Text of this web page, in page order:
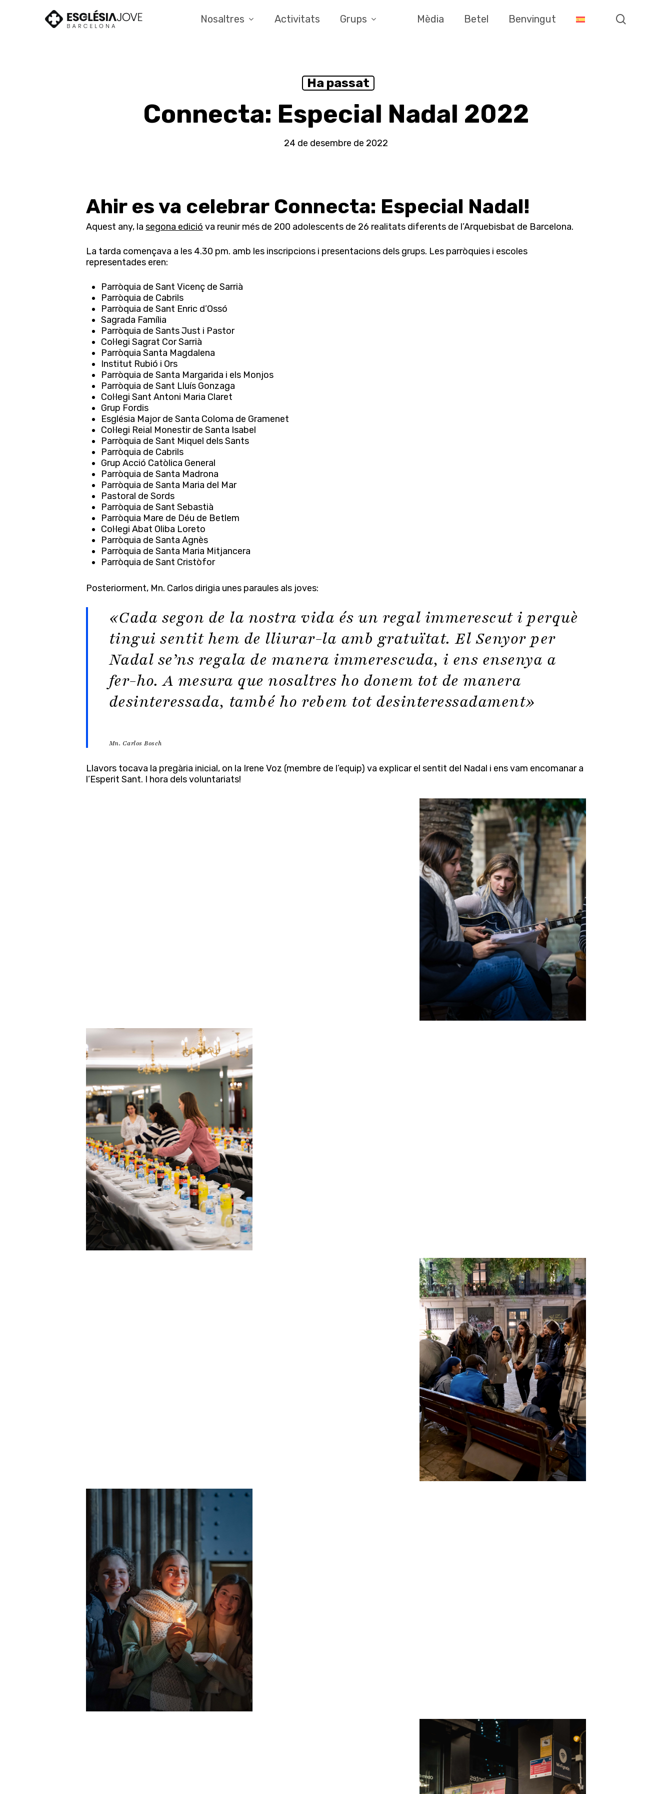
Premeu Intro per cercar o ESC per tancar
Nosaltres Activitats Grups Mèdia Betel Benvingut
Ha passat
Connecta: Especial Nadal 2022
24 de desembre de 2022
Ahir es va celebrar Connecta: Especial Nadal!
Aquest any, la segona edició va reunir més de 200 adolescents de 26 realitats diferents de l’Arquebisbat de Barcelona.
La tarda començava a les 4.30 pm. amb les inscripcions i presentacions dels grups. Les parròquies i escoles
representades eren:
Parròquia de Sant Vicenç de Sarrià
Parròquia de Cabrils
Parròquia de Sant Enric d’Ossó
Sagrada Família
Parròquia de Sants Just i Pastor
Col·legi Sagrat Cor Sarrià
Parròquia Santa Magdalena
Institut Rubió i Ors
Parròquia de Santa Margarida i els Monjos
Parròquia de Sant Lluís Gonzaga
Col·legi Sant Antoni Maria Claret
Grup Fordis
Església Major de Santa Coloma de Gramenet
Col·legi Reial Monestir de Santa Isabel
Parròquia de Sant Miquel dels Sants
Parròquia de Cabrils
Grup Acció Catòlica General
Parròquia de Santa Madrona
Parròquia de Santa Maria del Mar
Pastoral de Sords
Parròquia de Sant Sebastià
Parròquia Mare de Déu de Betlem
Col·legi Abat Oliba Loreto
Parròquia de Santa Agnès
Parròquia de Santa Maria Mitjancera
Parròquia de Sant Cristòfor
Posteriorment, Mn. Carlos dirigia unes paraules als joves:
«Cada segon de la nostra vida és un regal immerescut i perquè
tingui sentit hem de lliurar-la amb gratuïtat. El Senyor per
Nadal se’ns regala de manera immerescuda, i ens ensenya a
fer-ho. A mesura que nosaltres ho donem tot de manera
desinteressada, també ho rebem tot desinteressadament»
Mn. Carlos Bosch
Llavors tocava la pregària inicial, on la Irene Voz (membre de l’equip) va explicar el sentit del Nadal i ens vam encomanar a
l’Esperit Sant. I hora dels voluntariats!